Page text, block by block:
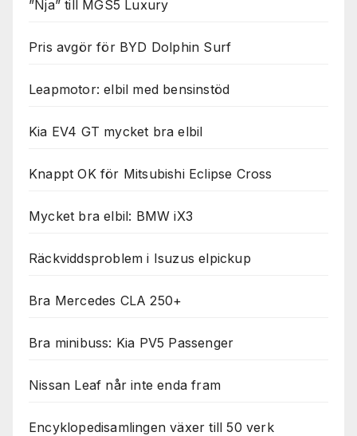
”Nja” till MGS5 Luxury
Pris avgör för BYD Dolphin Surf
Leapmotor: elbil med bensinstöd
Kia EV4 GT mycket bra elbil
Knappt OK för Mitsubishi Eclipse Cross
Mycket bra elbil: BMW iX3
Räckviddsproblem i Isuzus elpickup
Bra Mercedes CLA 250+
Bra minibuss: Kia PV5 Passenger
Nissan Leaf når inte enda fram
Encyklopedisamlingen växer till 50 verk